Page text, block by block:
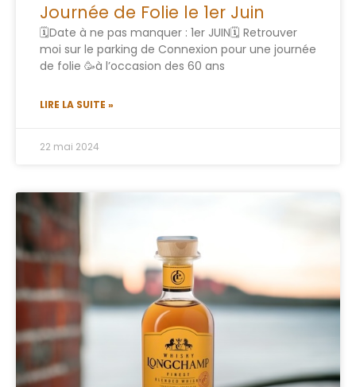
Journée de Folie le 1er Juin
🗓Date à ne pas manquer : 1er JUIN🗓 Retrouver
moi sur le parking de Connexion pour une journée
de folie 🥳à l’occasion des 60 ans
LIRE LA SUITE »
22 mai 2024